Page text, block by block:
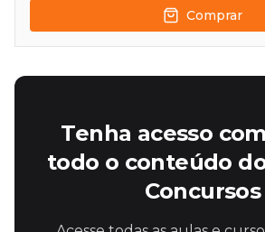
Comprar
Tenha acesso
todo o conteúdo
Concursos